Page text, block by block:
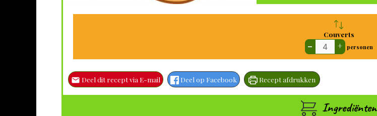
Couverts
– + personen
Deel dit recept via E-mail Deel op Facebook Recept afdrukken
Ingrediënten